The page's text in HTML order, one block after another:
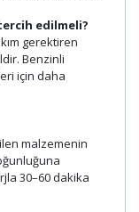
edilmeli?
gerektiren
Benzinli
için daha
malzemenin
30–60 dakika